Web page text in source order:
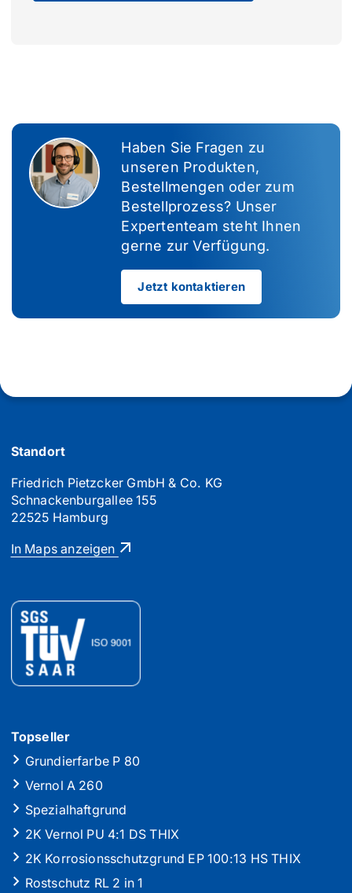
Haben Sie Fragen zu
unseren Produkten,
Bestellmengen oder zum
Bestellprozess? Unser
Expertenteam steht Ihnen
gerne zur Verfügung.
Jetzt kontaktieren
Standort
Friedrich Pietzcker GmbH & Co. KG
Schnackenburgallee 155
22525 Hamburg
In Maps anzeigen
Topseller
Grundierfarbe P 80
Vernol A 260
Spezialhaftgrund
2K Vernol PU 4:1 DS THIX
2K Korrosionsschutzgrund EP 100:13 HS THIX
Rostschutz RL 2 in 1